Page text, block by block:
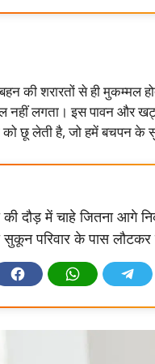
की शरारतों से ही मुकम्मल
नहीं लगता। इस पावन और
छू लेती है, जो हमें बचपन के
की दौड़ में चाहे जितना आगे
सुकून परिवार के पास लौटकर